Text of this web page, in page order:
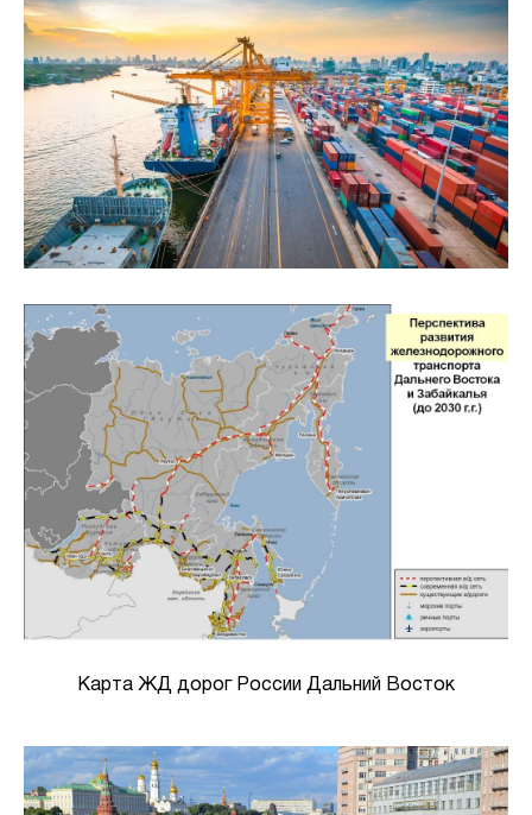
Карта ЖД дорог России Дальний Восток